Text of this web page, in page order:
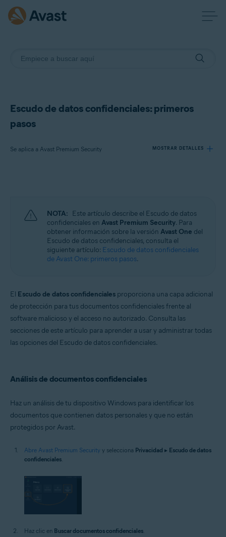
Escudo de datos confidenciales: primeros
pasos
Se aplica a Avast Premium Security MOSTRAR DETALLES
Sistemas operativos:
NOTA: Este artículo describe el Escudo de datos
confidenciales en Avast Premium Security. Para
obtener información sobre la versión Avast One del
Escudo de datos confidenciales, consulta el
siguiente artículo: Escudo de datos confidenciales
de Avast One: primeros pasos.
El Escudo de datos confidenciales proporciona una capa adicional
de protección para tus documentos confidenciales frente al
software malicioso y el acceso no autorizado. Consulta las
secciones de este artículo para aprender a usar y administrar todas
las opciones del Escudo de datos confidenciales.
Análisis de documentos confidenciales
Haz un análisis de tu dispositivo Windows para identificar los
documentos que contienen datos personales y que no están
protegidos por Avast.
Abre Avast Premium Security y selecciona Privacidad ▸ Escudo de datos
confidenciales.
Haz clic en Buscar documentos confidenciales.